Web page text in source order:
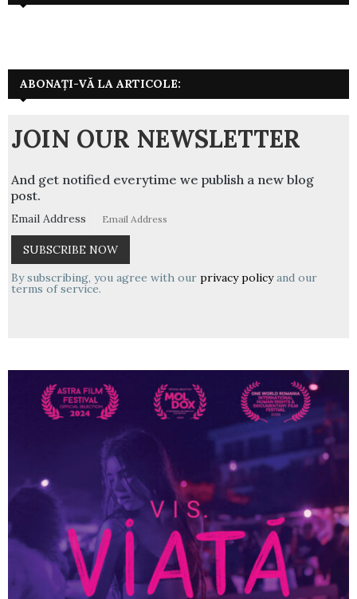
ABONAȚI-VĂ LA ARTICOLE:
JOIN OUR NEWSLETTER
And get notified everytime we publish a new blog
post.
Email Address
By subscribing, you agree with our privacy policyand our
terms of service.